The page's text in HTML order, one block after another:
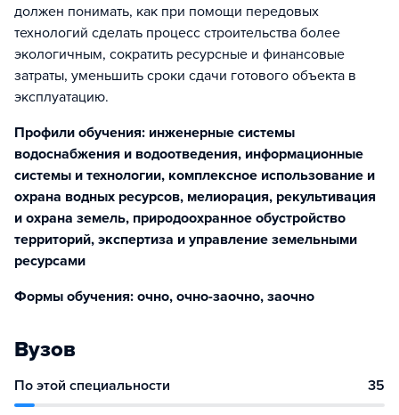
должен понимать, как при помощи передовых
технологий сделать процесс строительства более
экологичным, сократить ресурсные и финансовые
затраты, уменьшить сроки сдачи готового объекта в
эксплуатацию.
Профили обучения: инженерные системы
водоснабжения и водоотведения, информационные
системы и технологии, комплексное использование и
охрана водных ресурсов, мелиорация, рекультивация
и охрана земель, природоохранное обустройство
территорий, экспертиза и управление земельными
ресурсами
Формы обучения: очно, очно-заочно, заочно
Вузов
По этой специальности 35